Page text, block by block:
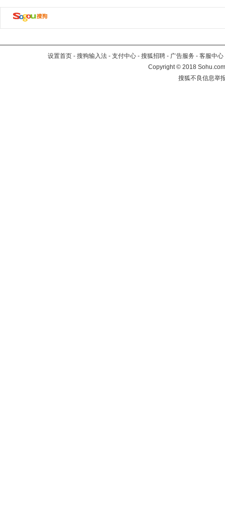
设置首页 - 搜狗输入法 - 支付中心 - 搜狐招聘 - 广告服务 - 客服中心
Copyright©2018
搜狐不良信息举